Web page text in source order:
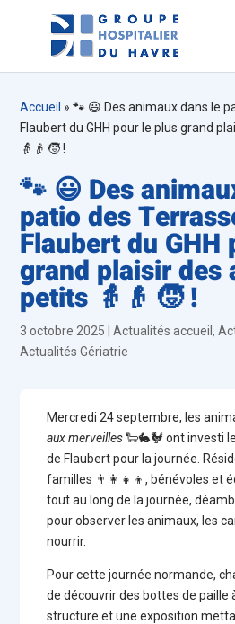
Accueil »🐾 😃 Des animaux dans le
Flaubert du GHH pour le plus grand
👵👴 🧒 !
🐾 😃 Des
patio des
Flaubert du GHH
grand plaisir des
petits 👵👴 🧒 !
3 octobre 2025 |Actualités accueil,
Actualités Gériatrie
Mercredi 24 septembre, les
aux merveilles🐑🐇🐓 ont investi
de Flaubert pour la journée.
familles 👨‍👩‍👧‍👦, bénévoles et
tout au long de la journée,
pour observer les animaux, les
nourrir.
Pour cette journée normande,
de découvrir des bottes de paille
structure et une exposition